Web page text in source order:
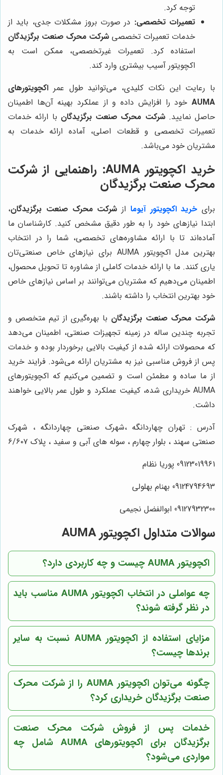
توجه کرد.
تعمیرات تخصصی: در صورت بروز مشکلات جدی، باید از
خدمات تعمیرات تخصصی شرکت محرک صنعت برگزیدگان
استفاده کرد. تعمیرات غیرتخصصی، ممکن است به
اکچویتور آسیب بیشتری وارد کند.
با رعایت این نکات کلیدی، می‌توانید طول عمر اکچویتورهای
AUMA خود را افزایش داده و از عملکرد بهینه آن‌ها اطمینان
حاصل نمایید.شرکت محرک صنعت برگزیدگان با ارائه خدمات
تعمیرات تخصصی و قطعات اصلی، آماده ارائه خدمات به
مشتریان خود می‌باشد.
خرید اکچویتور AUMA: راهنمایی از شرکت
محرک صنعت برگزیدگان
برای خرید اکچویتور آیوما از شرکت محرک صنعت برگزیدگان،
ابتدا نیازهای خود را به طور دقیق مشخص کنید. کارشناسان ما
آماده‌اند تا با ارائه مشاوره‌های تخصصی، شما را در انتخاب
بهترین مدل اکچویتور AUMA برای نیازهای خاص صنعتی‌تان
یاری کنند. ما با ارائه خدمات کاملی از مشاوره تا تحویل محصول،
اطمینان می‌دهیم که مشتریان می‌توانند بر اساس نیازهای خاص
خود بهترین انتخاب را داشته باشند.
شرکت محرک صنعت برگزیدگان با بهره‌گیری از تیم متخصص و
تجربه چندین ساله در زمینه تجهیزات صنعتی، اطمینان می‌دهد
که محصولات ارائه شده از کیفیت بالایی برخوردار بوده و خدمات
پس از فروش مناسبی نیز به مشتریان ارائه می‌شود. فرایند خرید
از ما ساده و مطمئن است و تضمین می‌کنیم که اکچویتورهای
AUMA خریداری شده، کیفیت عملکرد و طول عمر بالایی خواهند
داشت.
آدرس : تهران چهاردانگه ،شهرک صنعتی چهاردانگه ، شهرک
صنعتی سهند ، بلوار چهارم ، سوله های آبی و سفید ، پلاک ۶/۶۰۷
09123019961 پوریا نظام
09124794693 بهنام بهلولی
09127932300 ابوالفضل نجیمی
سوالات متداول اکچویتور AUMA
اکچویتور AUMA چیست و چه کاربردی دارد؟
چه عواملی در انتخاب اکچویتور AUMA مناسب باید
در نظر گرفته شوند؟
مزایای استفاده از اکچویتور AUMA نسبت به سایر
برندها چیست؟
چگونه می‌توان اکچویتور AUMA را از شرکت محرک
صنعت برگزیدگان خریداری کرد؟
خدمات پس از فروش شرکت محرک صنعت
برگزیدگان برای اکچویتورهای AUMA شامل چه
مواردی می‌شود؟